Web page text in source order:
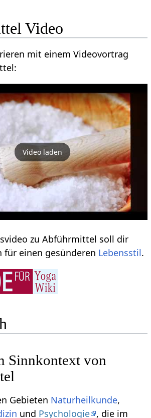
Video
mit einem Videovortrag
Video laden
zu Abführmittel soll dir
für einen gesünderen Lebensstil.
Sinnkontext von
Gebieten Naturheilkunde,
und Psychologie , die im